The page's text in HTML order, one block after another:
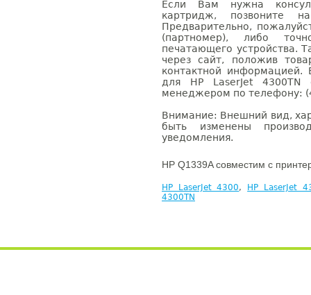
Если Вам нужна
картридж, позвоните
Предварительно,
(партномер), либо
печатающего устройства.
через сайт, положив
контактной информацией.
для HP LaserJet
менеджером по телефону:
Внимание: Внешний вид,
быть изменены
уведомления.
HP Q1339A совместим с
HP LaserJet 4300,
HP LaserJet
4300TN